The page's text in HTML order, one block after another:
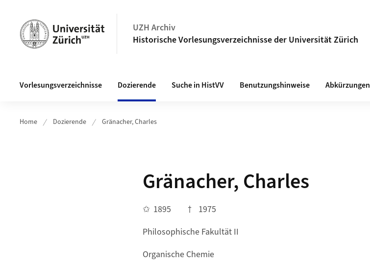
UZH Archiv
Historische Vorlesungsverzeichnisse der Universität Zürich
Vorlesungsverzeichnisse Dozierende Suche in HistVV Benutzungshinweise Abkürzungen
Home Dozierende Gränacher, Charles
Gränacher, Charles
✩ 1895 †
1975
Philosophische Fakultät II
Organische Chemie